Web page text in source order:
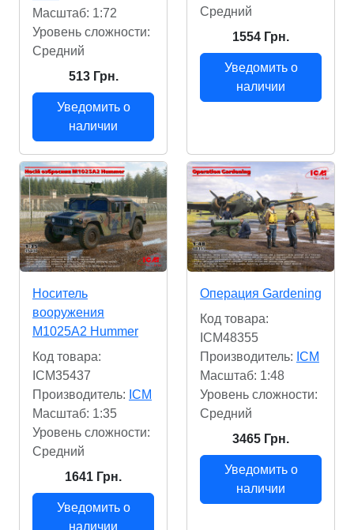
Масштаб: 1:72
Уровень сложности:
Cредний
513 Грн.
Уведомить о
наличии
Cредний
1554 Грн.
Уведомить о
наличии
Носитель
вооружения
M1025A2 Hummer
Код товара:
ICM35437
Производитель: ICM
Масштаб: 1:35
Уровень сложности:
Cредний
1641 Грн.
Уведомить о
наличии
Операция Gardening
Код товара:
ICM48355
Производитель: ICM
Масштаб: 1:48
Уровень сложности:
Cредний
3465 Грн.
Уведомить о
наличии